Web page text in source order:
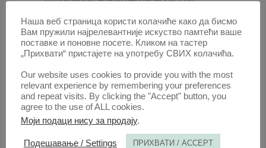
Наша веб страница користи колачиће како да бисмо
Вам пружили најрелевантније искуство памтећи ваше
поставке и поновне посете. Кликом на тастер
„Прихвати“ пристајете на употребу СВИХ колачића.
Our website uses cookies to provide you with the most
relevant experience by remembering your preferences
and repeat visits. By clicking the "Accept" button, you
agree to the use of ALL cookies.
Моји подаци нису за продају.
Подешавање / Settings ПРИХВАТИ / ACCEPT